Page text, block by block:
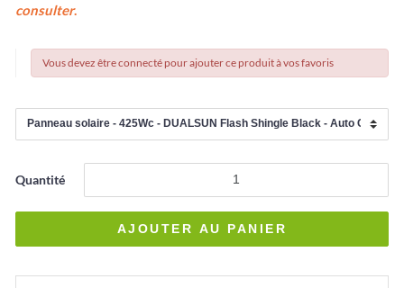
consulter.
Vous devez être connecté pour ajouter ce produit à vos favoris
Quantité